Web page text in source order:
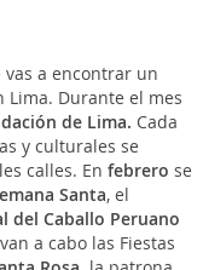
vas a encontrar un
Durante el mes
de Lima. Cada
y culturales se
calles. En febrero se
Santa, el
del Caballo Peruano
a cabo las Fiestas